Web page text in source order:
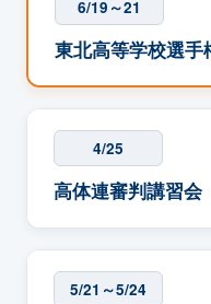
6/19～21
東北高等学校選手
4/25
高体連審判講習会
5/21～5/24